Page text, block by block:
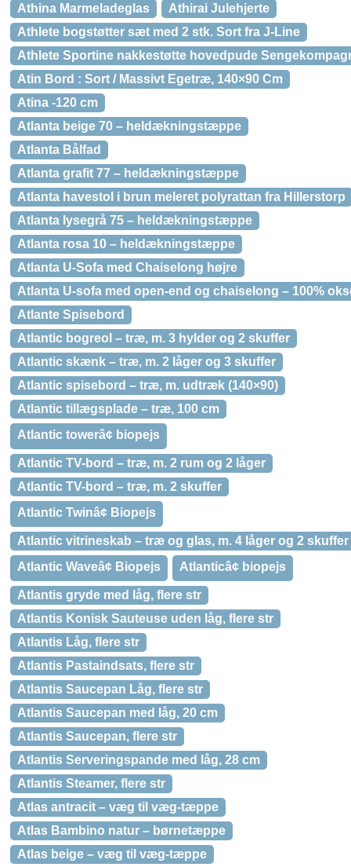
Athina Marmeladeglas
Athirai Julehjerte
Athlete bogstøtter sæt med 2 stk. Sort fra J-Line
Athlete Sportine nakkestøtte hovedpude
Atin Bord : Sort / Massivt Egetræ, 140×90 Cm
Atina -120 cm
Atlanta beige 70 – heldækningstæppe
Atlanta Bålfad
Atlanta grafit 77 – heldækningstæppe
Atlanta havestol i brun meleret polyrattan fra Hillerstorp
Atlanta lysegrå 75 – heldækningstæppe
Atlanta rosa 10 – heldækningstæppe
Atlanta U-Sofa med Chaiselong højre
Atlanta U-sofa med open-end og chaiselong – 100%
Atlante Spisebord
Atlantic bogreol – træ, m. 3 hylder og 2 skuffer
Atlantic skænk – træ, m. 2 låger og 3 skuffer
Atlantic spisebord – træ, m. udtræk (140×90)
Atlantic tillægsplade – træ, 100 cm
Atlantic towerâ¢ biopejs
Atlantic TV-bord – træ, m. 2 rum og 2 låger
Atlantic TV-bord – træ, m. 2 skuffer
Atlantic Twinâ¢ Biopejs
Atlantic vitrineskab – træ og glas, m. 4 låger og 2 skuffer
Atlantic Waveâ¢ Biopejs
Atlanticâ¢ biopejs
Atlantis gryde med låg, flere str
Atlantis Konisk Sauteuse uden låg, flere str
Atlantis Låg, flere str
Atlantis Pastaindsats, flere str
Atlantis Saucepan Låg, flere str
Atlantis Saucepan med låg, 20 cm
Atlantis Saucepan, flere str
Atlantis Serveringspande med låg, 28 cm
Atlantis Steamer, flere str
Atlas antracit – væg til væg-tæppe
Atlas Bambino natur – børnetæppe
Atlas beige – væg til væg-tæppe